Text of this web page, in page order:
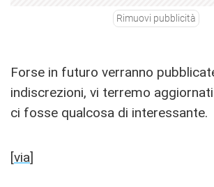
Rimuovi pubblicità
Forse in futuro verranno
indiscrezioni, vi terremo
ci fosse qualcosa di interessante.
[via]